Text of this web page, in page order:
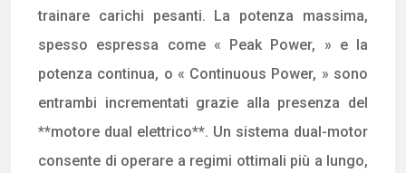
trainare carichi pesanti. La potenza massima,
spesso espressa come « Peak Power, » e la
potenza continua, o « Continuous Power, » sono
entrambi incrementati grazie alla presenza del
**motore dual elettrico**. Un sistema dual-motor
consente di operare a regimi ottimali più a lungo,